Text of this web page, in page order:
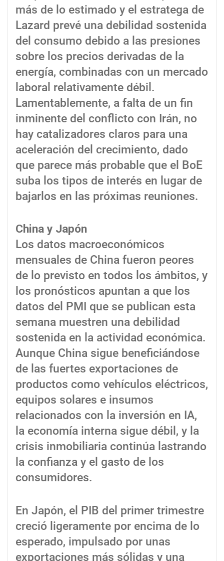
más de lo estimado y el estratega de
Lazard prevé una debilidad sostenida
del consumo debido a las presiones
sobre los precios derivadas de la
energía, combinadas con un mercado
laboral relativamente débil.
Lamentablemente, a falta de un fin
inminente del conflicto con Irán, no
hay catalizadores claros para una
aceleración del crecimiento, dado
que parece más probable que el BoE
suba los tipos de interés en lugar de
bajarlos en las próximas reuniones.
China y Japón
Los datos macroeconómicos
mensuales de China fueron peores
de lo previsto en todos los ámbitos, y
los pronósticos apuntan a que los
datos del PMI que se publican esta
semana muestren una debilidad
sostenida en la actividad económica.
Aunque China sigue beneficiándose
de las fuertes exportaciones de
productos como vehículos eléctricos,
equipos solares e insumos
relacionados con la inversión en IA,
la economía interna sigue débil, y la
crisis inmobiliaria continúa lastrando
la confianza y el gasto de los
consumidores.
En Japón, el PIB del primer trimestre
creció ligeramente por encima de lo
esperado, impulsado por unas
exportaciones más sólidas y una